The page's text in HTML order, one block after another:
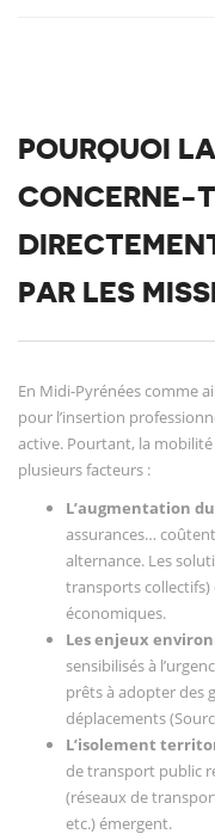
POURQUOI
CONCERNE-
PAR LES
En Midi-Pyrénées comme
pour l’insertion
active. Pourtant, la mobilité
plusieurs facteurs :
L’augmentation
assurances…
alternance. Les
transports
économiques.
Les enjeux
sensibilisés à
prêts à adopter des
déplacements
L’isolement
de transport public
(réseaux de
etc.) émergent.